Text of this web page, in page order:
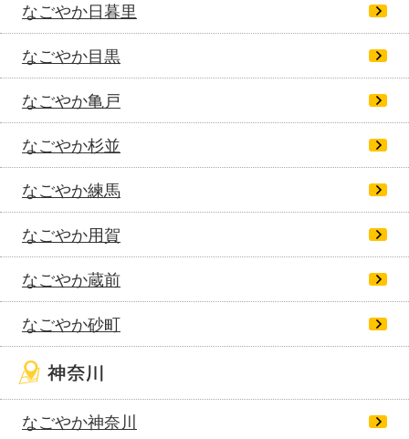
なごやか日暮里
なごやか目黒
なごやか亀戸
なごやか杉並
なごやか練馬
なごやか用賀
なごやか蔵前
なごやか砂町
なごやか神奈川